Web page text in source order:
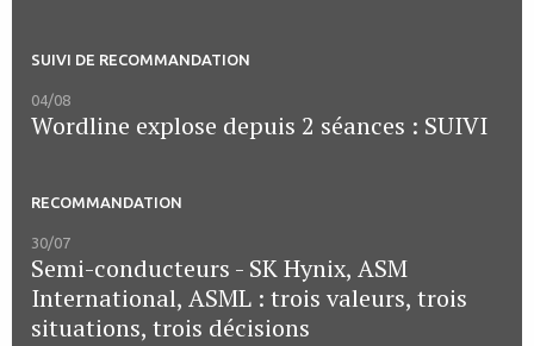
SUIVI DE RECOMMANDATION
04/08
Wordline explose depuis 2 séances : SUIVI
RECOMMANDATION
30/07
Semi-conducteurs - SK Hynix, ASM
International, ASML : trois valeurs, trois
situations, trois décisions